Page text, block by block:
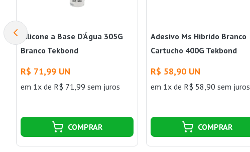
Silicone a Base D'Água 305G
Branco Tekbond
R$ 71,99 UN
em 1x de R$ 71,99 sem juros
COMPRAR
Adesivo Ms Hibrido Branco
Cartucho 400G Tekbond
R$ 58,90 UN
em 1x de R$ 58,90 sem juros
COMPRAR